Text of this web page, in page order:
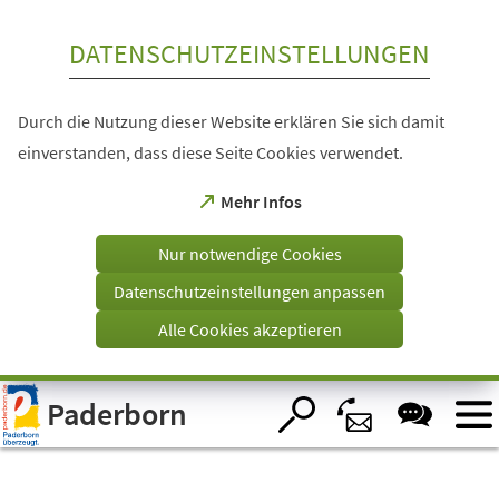
Visuelle
Assistenzsoftware
öffnen.
DATENSCHUTZEINSTELLUNGEN
Durch die Nutzung dieser Website erklären Sie sich damit
einverstanden, dass diese Seite Cookies verwendet.
Mehr Infos
(Öffnet
einem
Tab)
Nur notwendige Cookies
Datenschutzeinstellungen anpassen
Alle Cookies akzeptieren
Paderborn